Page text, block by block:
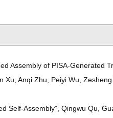
Assembly of PISA-Generated
Anqi Zhu, Peiyi Wu,
Self-Assembly", Qingwu Qu,